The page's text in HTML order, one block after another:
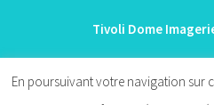
Tivoli Dome
Accueil-Examens-Centres -
En poursuivant votre navigation sur